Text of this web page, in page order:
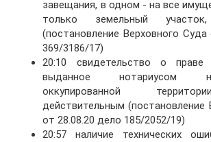
завещания, в одном - на все
только земельный
(постановление Верховного
369/3186/17)
20:10 свидетельство о праве
выданное нотариусом
оккупированной
действительным (постановление
от 28.08.20 дело 185/2052/19)
20:57 наличие технических